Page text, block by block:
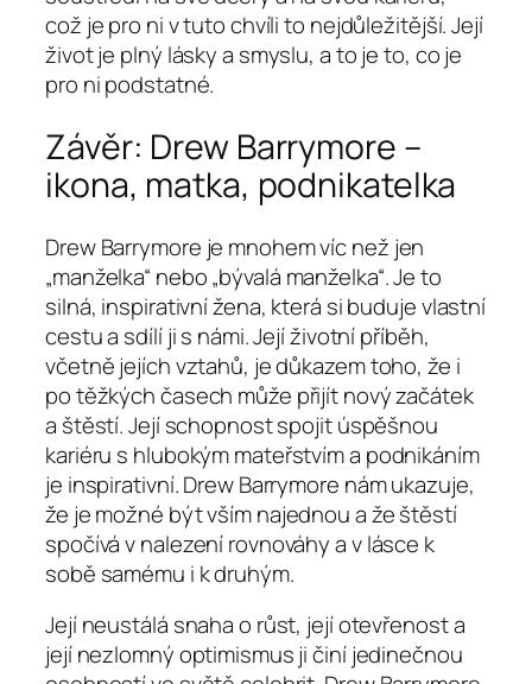
což je pro ni v tuto chvíli to nejdůležitější. Její
život je plný lásky a smyslu, a to je to, co je
pro ni podstatné.
Závěr: Drew Barrymore –
ikona, matka, podnikatelka
Drew Barrymore je mnohem víc než jen
„manželka“ nebo „bývalá manželka“. Je to
silná, inspirativní žena, která si buduje vlastní
cestu a sdílí ji s námi. Její životní příběh,
včetně jejích vztahů, je důkazem toho, že i
po těžkých časech může přijít nový začátek
a štěstí. Její schopnost spojit úspěšnou
kariéru s hlubokým mateřstvím a podnikáním
je inspirativní. Drew Barrymore nám ukazuje,
že je možné být vším najednou a že štěstí
spočívá v nalezení rovnováhy a v lásce k
sobě samému i k druhým.
Její neustálá snaha o růst, její otevřenost a
její nezlomný optimismus ji činí jedinečnou